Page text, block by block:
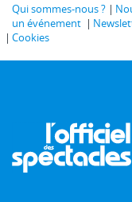
Qui sommes-nous ?
un événement
Cookies